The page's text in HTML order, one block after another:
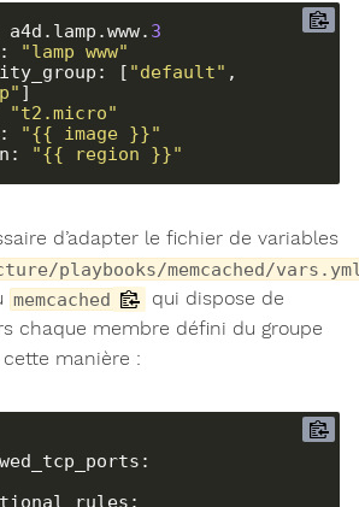
a4d.lamp.www.
3
"lamp_www"
[
"default"
]
"t2.micro"
"{{ image }}"
"{{ region }}"
d’adapter le fichier de variables
playbooks/memcached/
memcached
qui dispose de
chaque membre défini du groupe
cette manière :